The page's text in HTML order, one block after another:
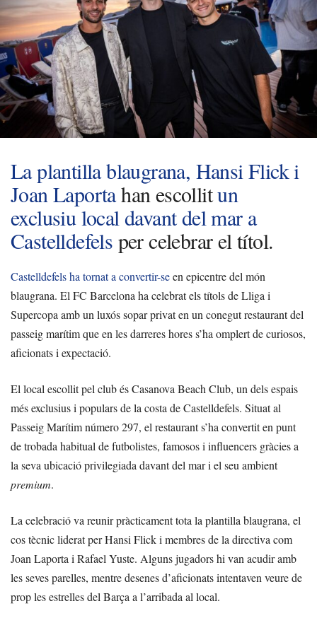
La plantilla blaugrana, Hansi Flick i
Joan Laportahan escollitun
exclusiu local davant del mar a
Castelldefels per celebrar el títol.
Castelldefels ha tornat a convertir-seen epicentre del món
blaugrana. El FC Barcelona ha celebrat els títols de Lliga i
Supercopa amb un luxós sopar privat en un conegut restaurant del
passeig marítim que en les darreres hores s’ha omplert de curiosos,
aficionats i expectació.
El local escollit pel club és Casanova Beach Club, un dels espais
més exclusius i populars de la costa de Castelldefels. Situat al
Passeig Marítim número 297, el restaurant s’ha convertit en punt
de trobada habitual de futbolistes, famosos i influencers gràcies a
la seva ubicació privilegiada davant del mar i el seu ambient
premium.
La celebració va reunir pràcticament tota la plantilla blaugrana, el
cos tècnic liderat per Hansi Flick i membres de la directiva com
Joan Laporta i Rafael Yuste. Alguns jugadors hi van acudir amb
les seves parelles, mentre desenes d’aficionats intentaven veure de
prop les estrelles del Barça a l’arribada al local.